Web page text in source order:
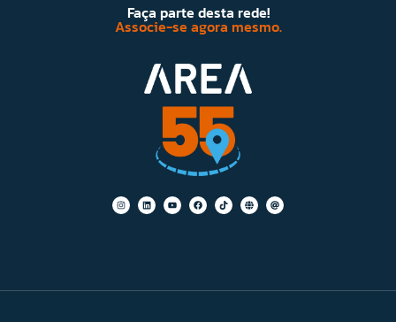
Faça parte desta rede!
Associe-se agora mesmo.